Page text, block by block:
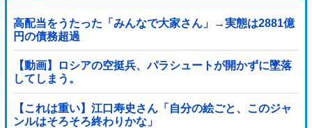
高配当をうたった「みんなで大家さん」→実態は2881億
円の債務超過
【動画】ロシアの空挺兵、パラシュートが開かずに墜落
してしまう。
【これは重い】江口寿史さん「自分の絵ごと、このジャ
ンルはそろそろ終わりかな」